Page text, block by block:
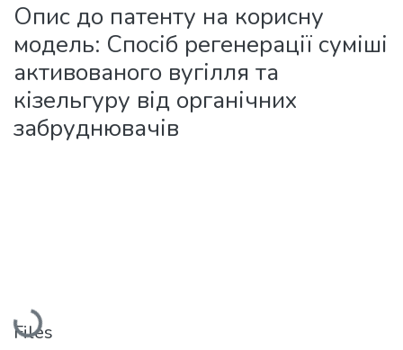
Опис до патенту на корисну
модель: Спосіб регенерації суміші
активованого вугілля та
кізельгуру від органічних
забруднювачів
Loading...
Files